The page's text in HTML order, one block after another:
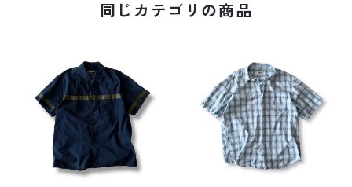
同じカテゴリの商品